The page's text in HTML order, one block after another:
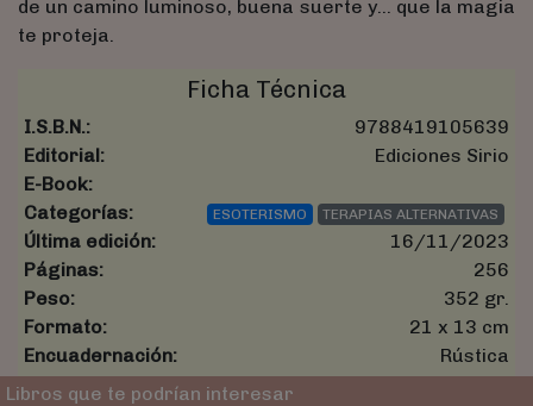
de un camino luminoso, buena suerte y… que la magia
te proteja.
Ficha Técnica
I.S.B.N.:
9788419105639
Editorial:
Ediciones Sirio
E-Book:
Categorías:
ESOTERISMO TERAPIAS ALTERNATIVAS
Última edición:
16/11/2023
Páginas:
256
Peso:
352 gr.
Formato:
21 x 13 cm
Encuadernación:
Rústica
Libros que te podrían interesar